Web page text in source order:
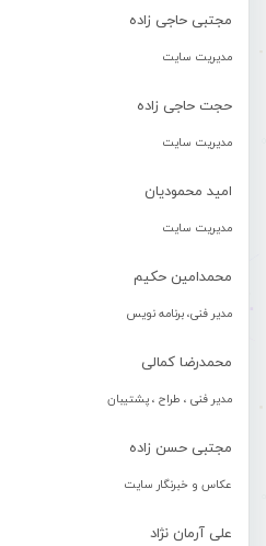
مجتبی حاجی زاده
مدیریت سایت
حجت حاجی زاده
مدیریت سایت
امید محمودیان
مدیریت سایت
محمدامین حکیم
مدیر فنی، برنامه نویس
محمدرضا کمالی
مدیر فنی ، طراح ، پشتیبان
مجتبی حسن زاده
عکاس و خبرنگار سایت
علی آرمان نژاد